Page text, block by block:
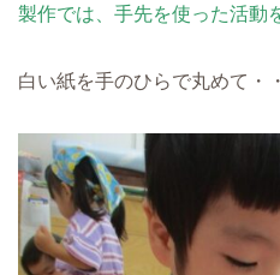
製作では、手先を使った活動
白い紙を手のひらで丸めて・